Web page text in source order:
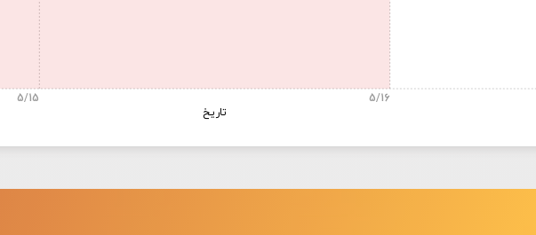
تاریخ
5/15 5/16